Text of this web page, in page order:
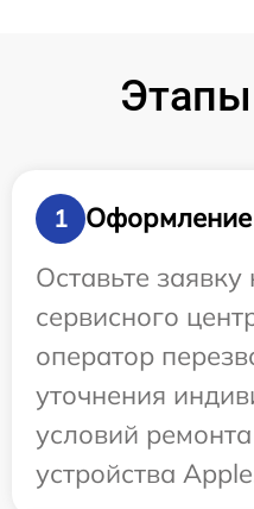
1
Оформление
Оставьте заявку
сервисного
оператор
уточнения
условий
устройства